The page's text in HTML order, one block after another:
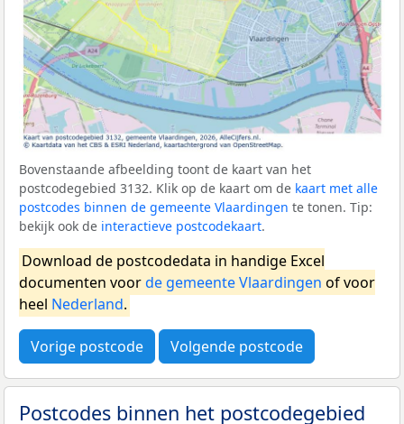
Bovenstaande afbeelding toont de kaart van het
postcodegebied 3132. Klik op de kaart om de kaart met alle
postcodes binnen de gemeente Vlaardingen te tonen. Tip:
bekijk ook de interactieve postcodekaart.
Download de postcodedata in handige Excel
documenten voorde gemeente Vlaardingen of voor
heel Nederland.
Vorige postcode Volgende postcode
Postcodes binnen het postcodegebied